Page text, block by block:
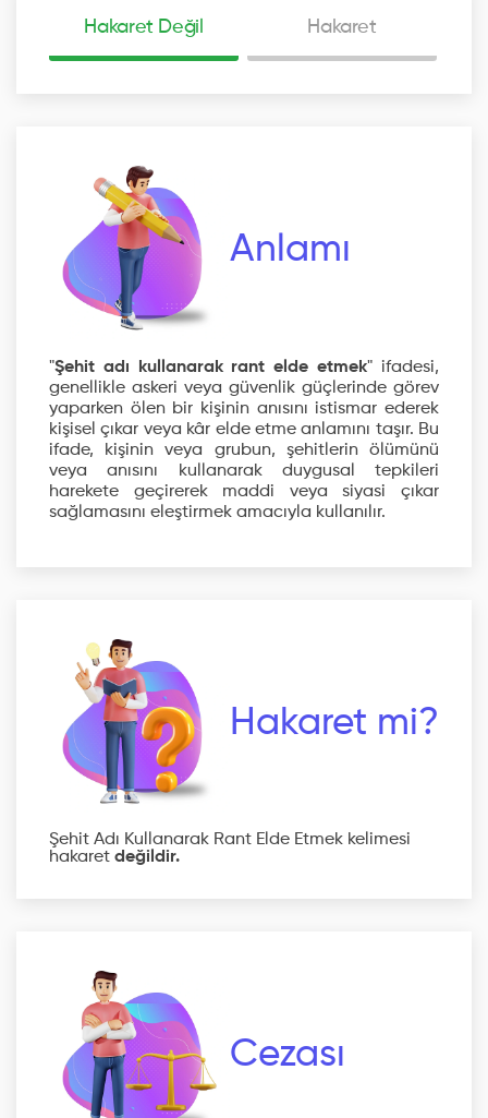
Hakaret Değil Hakaret
Anlamı
"Şehit adı kullanarak rant elde etmek" ifadesi,
genellikle askeri veya güvenlik güçlerinde görev
yaparken ölen bir kişinin anısını istismar ederek
kişisel çıkar veya kâr elde etme anlamını taşır. Bu
ifade, kişinin veya grubun, şehitlerin ölümünü
veya anısını kullanarak duygusal tepkileri
harekete geçirerek maddi veya siyasi çıkar
sağlamasını eleştirmek amacıyla kullanılır.
Hakaret mi?
Şehit Adı Kullanarak Rant Elde Etmek kelimesi
hakaret değildir.
Cezası